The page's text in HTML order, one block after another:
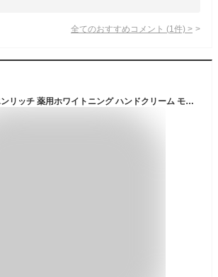
全てのおすすめコメント (1 件) >
【医薬部外品】コエンリッチ 薬用ホワイトニング ハンドクリーム モイスト ジェル みずみずしい 80g べたつかない 薬用